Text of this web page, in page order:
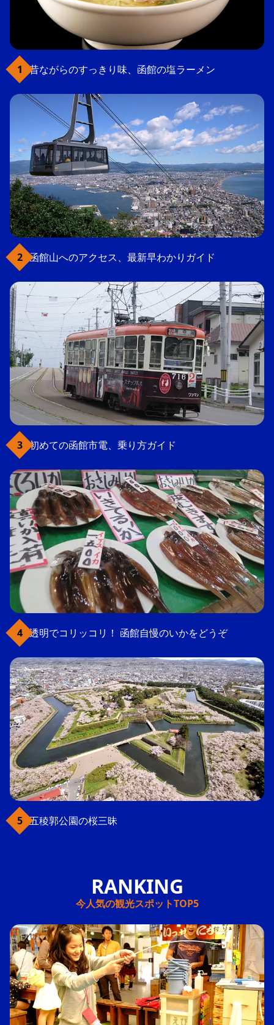
昔ながらのすっきり味、函館の塩ラーメン
函館山へのアクセス、最新早わかりガイド
初めての函館市電、乗り方ガイド
透明でコリッコリ！ 函館自慢のいかをどうぞ
五稜郭公園の桜三昧
今人気の観光スポットTOP5